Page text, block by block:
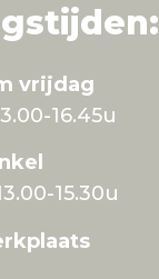
vrijdag
16.45u
15.30u